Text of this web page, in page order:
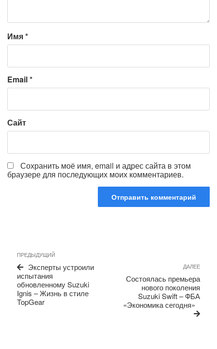
Имя*
Email*
Сайт
Сохранить моё имя, email и адрес сайта в этом
браузере для последующих моих комментариев.
по
записям
Предыдущая
запись
ПРЕДЫДУЩИЙ
Эксперты устроили
испытания
обновленному Suzuki
Ignis – Жизнь в стиле
TopGear
ДАЛЕЕ
Состоялась премьера
нового поколения
Suzuki Swift – ФБА
«Экономика сегодня»